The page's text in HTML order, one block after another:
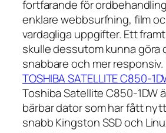
fortfarande för
enklare webbsurfning, film
vardagliga uppgifter. Ett
skulle dessutom kunna göra
snabbare och mer
TOSHIBA SATELLITE C850-
Toshiba Satellite C850-1DW
bärbar dator som har fått
snabb Kingston SSD och